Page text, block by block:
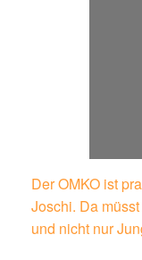
Der OMKO ist
Joschi. Da
und nicht nur